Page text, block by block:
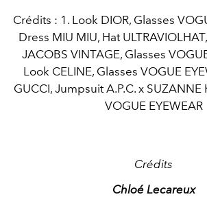
Crédits : 1. Look DIOR, Glasses
Dress MIU MIU, Hat
JACOBS VINTAGE, Glasses
Look CELINE, Glasses VOGUE
GUCCI, Jumpsuit A.P.C. x SUZANNE
VOGUE EYEWEAR
Crédits
Chloé Lecareux